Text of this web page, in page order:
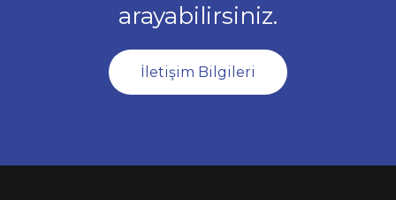
arayabilirsiniz.
İletişim Bilgileri